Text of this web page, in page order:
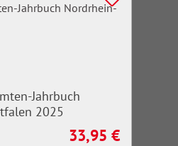
Jahrbuch
2025
Regulärer Preis:
33,95 €